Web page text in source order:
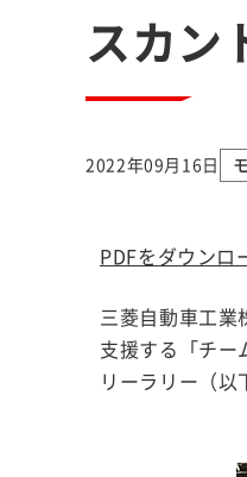
スカン
2022年09月16日
PDFをダウンロ
三菱自動車工業
支援する「チー
リーラリー（以